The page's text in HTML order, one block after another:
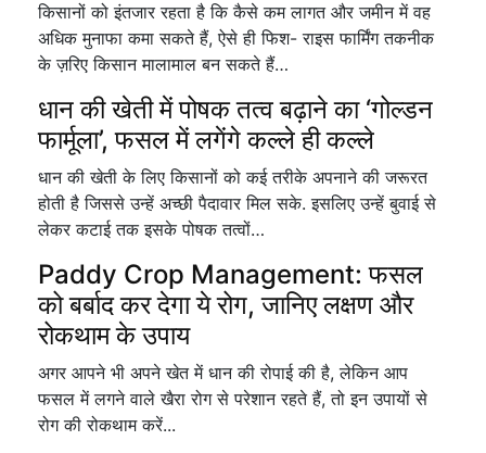
किसानों को इंतजार रहता है कि कैसे कम लागत और जमीन में वह
अधिक मुनाफा कमा सकते हैं, ऐसे ही फिश- राइस फार्मिंग तकनीक
के ज़रिए किसान मालामाल बन सकते हैं…
धान की खेती में पोषक तत्व बढ़ाने का ‘गोल्डन
फार्मूला’, फसल में लगेंगे कल्ले ही कल्ले
धान की खेती के लिए किसानों को कई तरीके अपनाने की जरूरत
होती है जिससे उन्हें अच्छी पैदावार मिल सके. इसलिए उन्हें बुवाई से
लेकर कटाई तक इसके पोषक तत्वों…
Paddy Crop Management: फसल
को बर्बाद कर देगा ये रोग, जानिए लक्षण और
रोकथाम के उपाय
अगर आपने भी अपने खेत में धान की रोपाई की है, लेकिन आप
फसल में लगने वाले खैरा रोग से परेशान रहते हैं, तो इन उपायों से
रोग की रोकथाम करें...